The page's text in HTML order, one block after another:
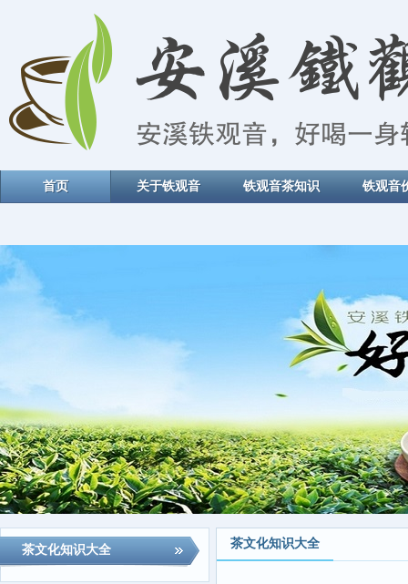
首页 关于铁观音 铁观音茶知识 铁观音
茶文化知识大全 茶文化知识大全